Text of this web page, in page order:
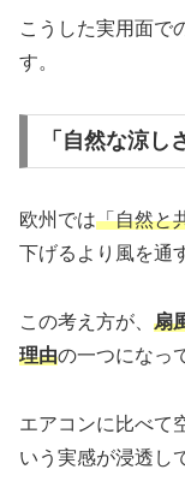
こうした実用面で
す。
「自然な涼
欧州では「自然と
下げるより風を通
この考え方が、 扇
理由の一つになっ
エアコンに比べて
いう実感が浸透し